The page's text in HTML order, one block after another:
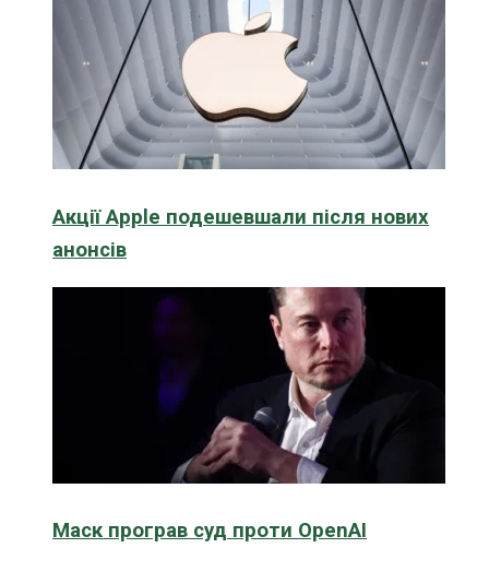
Акції Apple подешевшали після нових
анонсів
Маск програв суд проти OpenAI